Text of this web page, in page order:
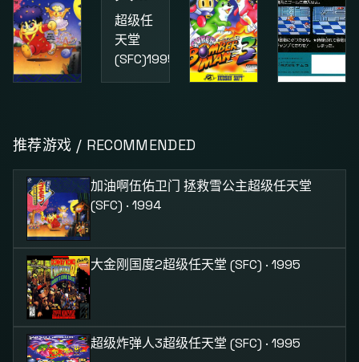
超级任
天堂
(SFC)1994
超级任
天堂
(SFC)1995
天堂
(SFC)1995
(FC)1987
推荐游戏 / RECOMMENDED
加油啊伍佑卫门 拯救雪公主超级任天堂
(SFC) · 1994
大金刚国度2超级任天堂 (SFC) · 1995
超级炸弹人3超级任天堂 (SFC) · 1995